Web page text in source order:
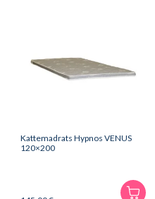
Kattemadrats Hypnos VENUS
120×200